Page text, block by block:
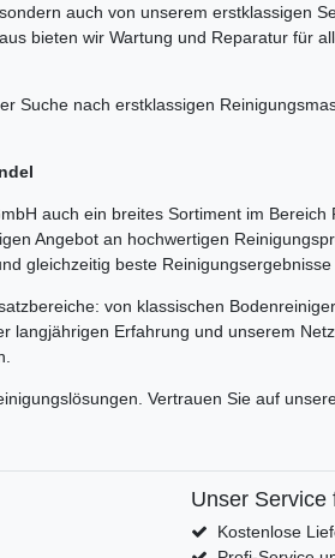
auch von unserem erstklassigen
bieten wir Wartung und Reparatur für
Suche nach erstklassigen
auch ein breites Sortiment im
Angebot an hochwertigen
gleichzeitig beste Reinigungsergebnisse
von klassischen
langjährigen Erfahrung und unserem
Vertrauen Sie auf
Unser Service
Kostenlose